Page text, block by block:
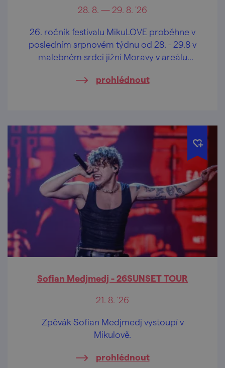
28. 8. — 29. 8. '26
26. ročník festivalu MikuLOVE proběhne v
posledním srpnovém týdnu od 28. - 29.8 v
malebném srdci jižní Moravy v areálu
prohlédnout
Sofian Medjmedj - 26SUNSET TOUR
21. 8. '26
Zpěvák Sofian Medjmedj vystoupí v
Mikulově.
prohlédnout